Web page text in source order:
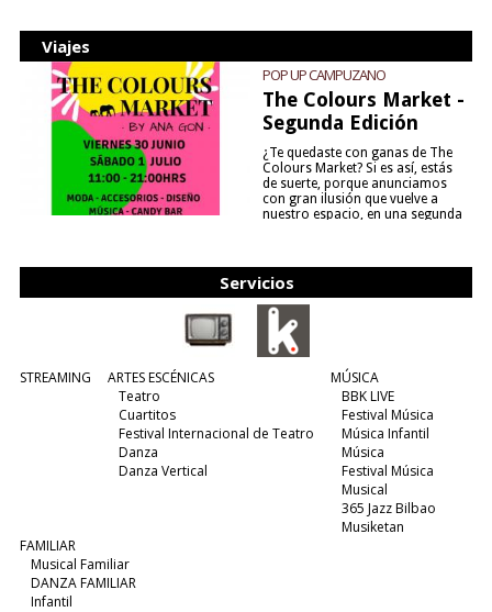
Viajes
POP UP CAMPUZANO
The Colours Market -
Segunda Edición
¿Te quedaste con ganas de The
Colours Market? Si es así, estás
de suerte, porque anunciamos
con gran ilusión que vuelve a
nuestro espacio, en una segunda
Servicios
STREAMING
ARTES ESCÉNICAS
Teatro
Cuartitos
Festival Internacional de Teatro
Danza
Danza Vertical
MÚSICA
BBK LIVE
Festival Música
Música Infantil
Música
Festival Música
Musical
365 Jazz Bilbao
Musiketan
FAMILIAR
Musical Familiar
DANZA FAMILIAR
Infantil